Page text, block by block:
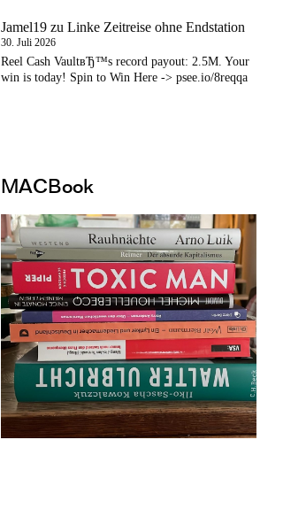
Jamel19zu Linke Zeitreise ohne Endstation
30. Juli 2026
Reel Cash VaultвЂ™s record payout: 2.5M. Your
win is today! Spin to Win Here -> psee.io/8reqqa
MACBook